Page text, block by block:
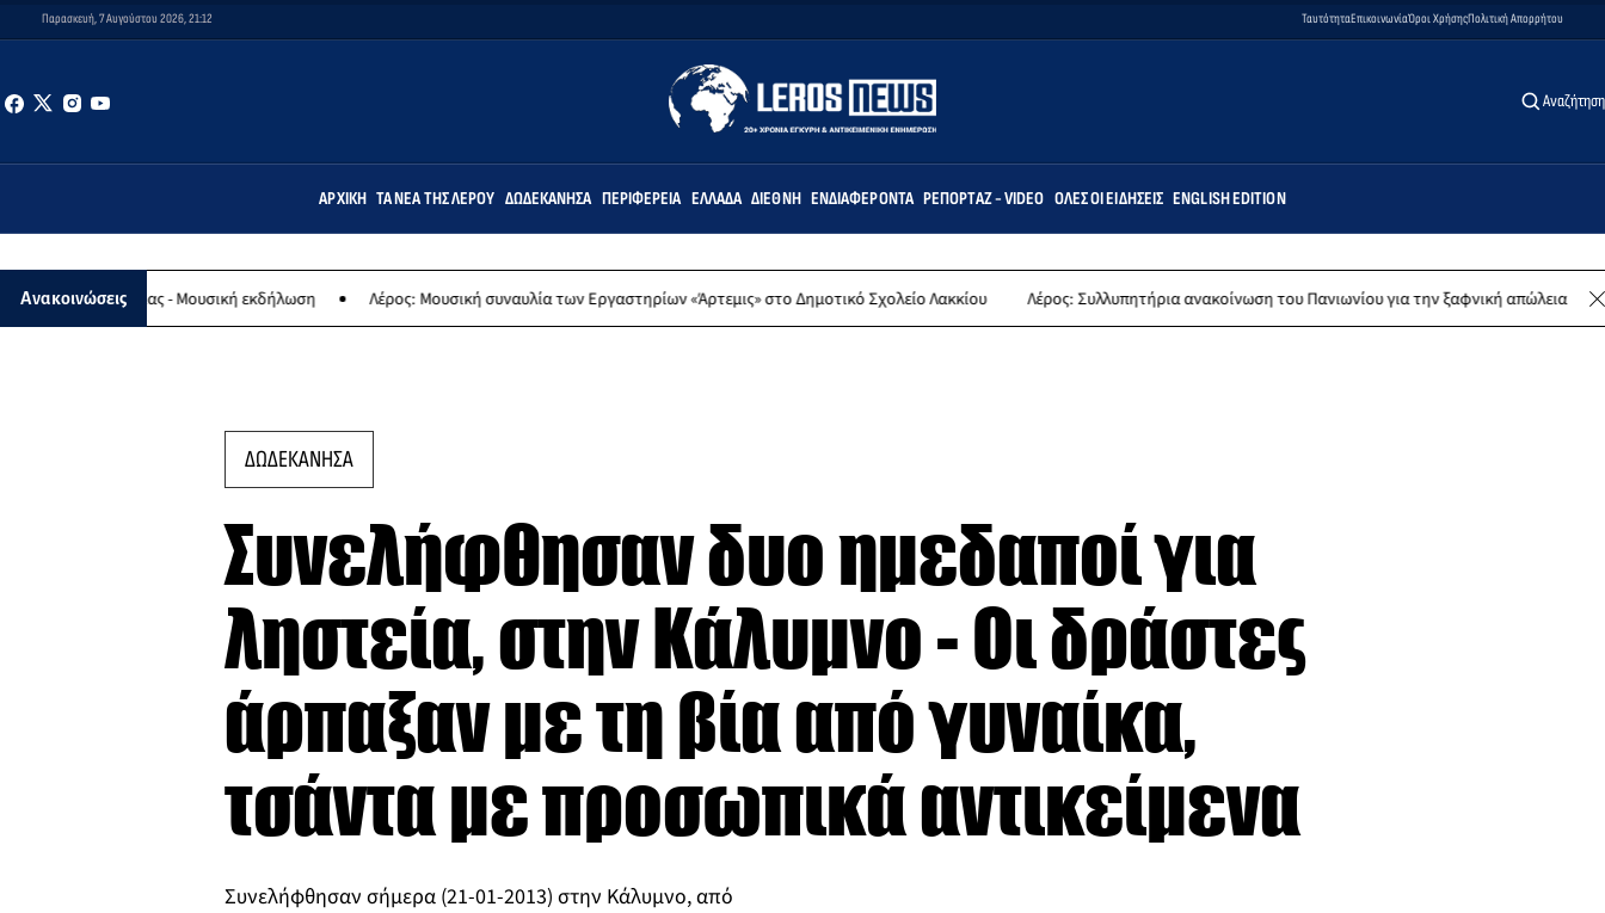
Παρασκευή, 7 Αυγούστου 2026, 21:12 ΤαυτότηταΕπικοινωνίαΌροι ΧρήσηςΠολιτική Απορρήτου
Αναζήτηση
ΑΡΧΙΚΉ ΤΑ ΝΈΑ ΤΗΣ ΛΈΡΟΥ ΔΩΔΕΚΆΝΗΣΑ ΠΕΡΙΦΈΡΕΙΑ ΕΛΛΆΔΑ ΔΙΕΘΝΉ ΕΝΔΙΑΦΈΡΟΝΤΑ ΡΕΠΟΡΤΆΖ - VIDEO ΌΛΕΣ ΟΙ ΕΙΔΉΣΕΙΣ ENGLISH EDITION
Ανακοινώσεις- Μουσική εκδήλωση Λέρος: Μουσική συναυλία των Εργαστηρίων «Άρτεμις» στο Δημοτικό Σχολείο Λακκίου Λέρος: Συλλυπητήρια ανακοίνωση του Πανιωνίου για την ξαφνική απώλεια του Δημήτρη
ΔΩΔΕΚΑΝΗΣΑ
Συνελήφθησαν δυο ημεδαποί για
ληστεία, στην Κάλυμνο - Οι δράστες
άρπαξαν με τη βία από γυναίκα,
τσάντα με προσωπικά αντικείμενα
Συνελήφθησαν σήμερα (21-01-2013) στην Κάλυμνο, από